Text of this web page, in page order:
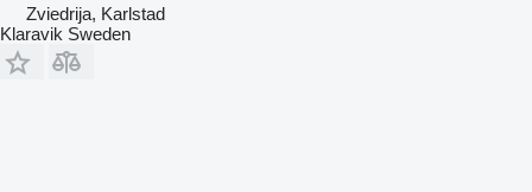
Zviedrija, Karlstad
Klaravik Sweden